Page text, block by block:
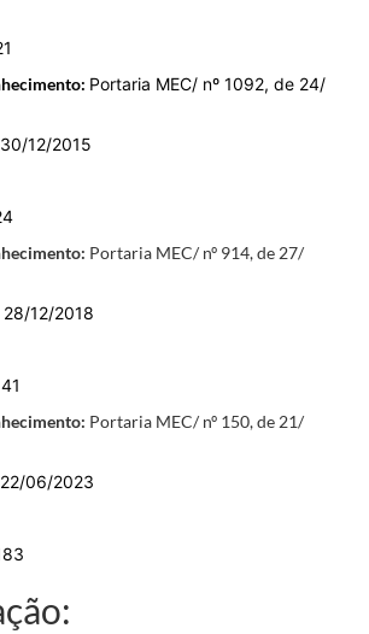
Portaria MEC/ nº 1092, de 24/
30/12/2015
Portaria MEC/ nº 914, de 27/
28/12/2018
Portaria MEC/ nº 150, de 21/
22/06/2023